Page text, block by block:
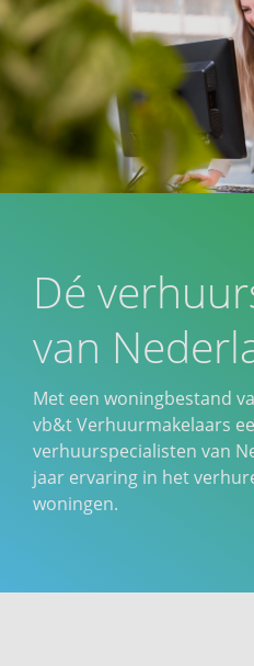
Dé
van
Met een woningbestand
vb&t Verhuurmakelaars
verhuurspecialisten van
jaar ervaring in het
woningen.